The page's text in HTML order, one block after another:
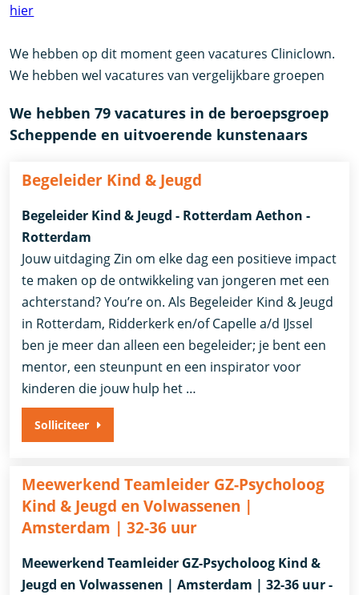
hier
We hebben op dit moment geen vacatures Cliniclown.
We hebben wel vacatures van vergelijkbare groepen
We hebben 79 vacatures in de beroepsgroep
Scheppende en uitvoerende kunstenaars
Begeleider Kind & Jeugd
Begeleider Kind & Jeugd - Rotterdam Aethon -
Rotterdam
Jouw uitdaging Zin om elke dag een positieve impact
te maken op de ontwikkeling van jongeren met een
achterstand? You’re on. Als Begeleider Kind & Jeugd
in Rotterdam, Ridderkerk en/of Capelle a/d IJssel
ben je meer dan alleen een begeleider; je bent een
mentor, een steunpunt en een inspirator voor
kinderen die jouw hulp het …
Solliciteer
Meewerkend Teamleider GZ-Psycholoog
Kind & Jeugd en Volwassenen |
Amsterdam | 32-36 uur
Meewerkend Teamleider GZ-Psycholoog Kind &
Jeugd en Volwassenen | Amsterdam | 32-36 uur -